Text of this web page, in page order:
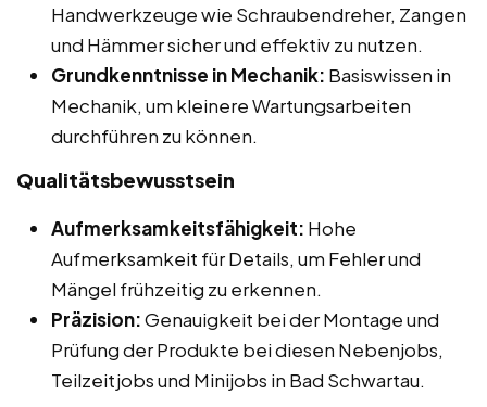
Handwerkzeuge wie Schraubendreher, Zangen
und Hämmer sicher und effektiv zu nutzen.
Grundkenntnisse in Mechanik: Basiswissen in
Mechanik, um kleinere Wartungsarbeiten
durchführen zu können.
Qualitätsbewusstsein
Aufmerksamkeitsfähigkeit: Hohe
Aufmerksamkeit für Details, um Fehler und
Mängel frühzeitig zu erkennen.
Präzision:Genauigkeit bei der Montage und
Prüfung der Produkte bei diesen Nebenjobs,
Teilzeitjobs und Minijobs in Bad Schwartau.